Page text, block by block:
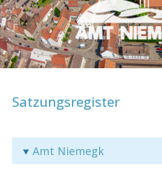
Satzungsregister
Amt Niemegk